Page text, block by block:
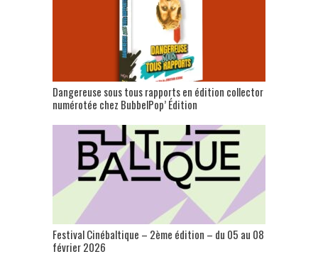
Dangereuse sous tous rapports en édition collector
numérotée chez BubbelPop’ Édition
Festival Cinébaltique – 2ème édition – du 05 au 08
février 2026